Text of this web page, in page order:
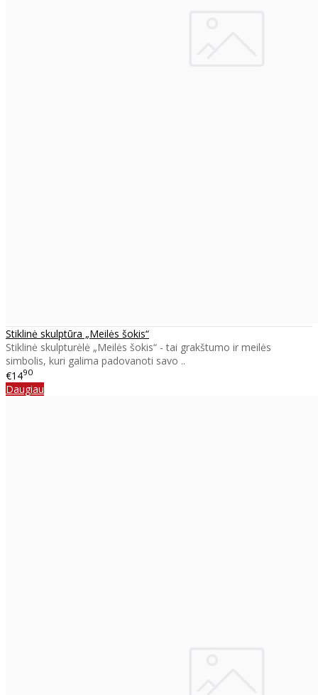
Stiklinė skulptūra „Meilės šokis“
Stiklinė skulpturėlė „Meilės šokis“ - tai grakštumo ir meilės
simbolis, kuri galima padovanoti savo ..
€1490
Daugiau